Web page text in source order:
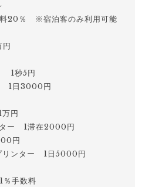
20％ ※宿泊客のみ利用可能
1秒5円
1日3000円
円
ー 1滞在2000円
円
リンター 1日5000円
％手数料